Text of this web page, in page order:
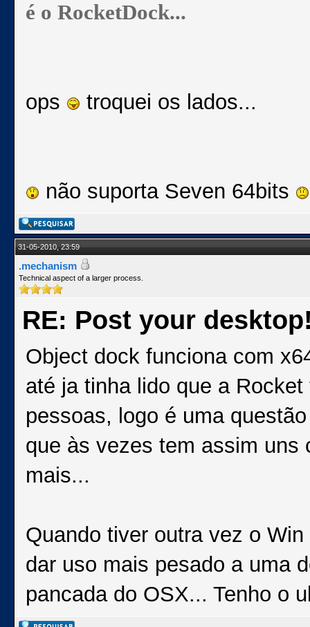
é o RocketDock...
ops troquei os lados...
não suporta Seven 64bits
31-05-2010, 23:59
.mechanism
Technical aspect of a larger process.
RE: Post your
Object dock funciona com
até ja tinha lido que a
pessoas, logo é uma
que às vezes tem assim uns
mais...
Quando tiver outra vez o
dar uso mais pesado a uma
pancada do OSX... Tenho o